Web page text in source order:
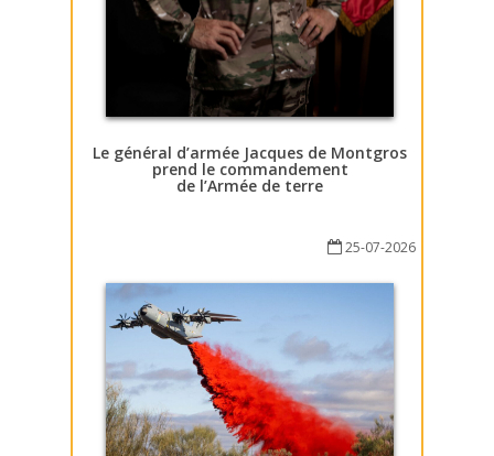
Le général d’armée Jacques de Montgros
prend le commandement
de l’Armée de terre
25-07-2026